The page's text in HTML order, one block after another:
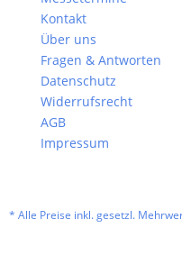
Kontakt
Über uns
Fragen & Antworten
Datenschutz
Widerrufsrecht
AGB
Impressum
* Alle Preise inkl. gesetzl.